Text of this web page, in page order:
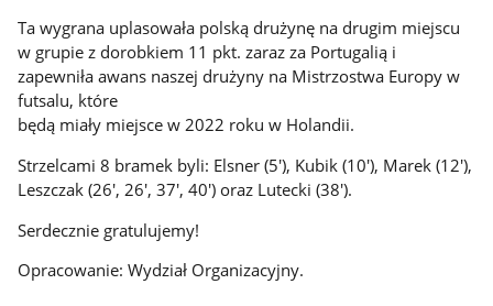
Ta wygrana uplasowała polską drużynę na drugim miejscu
w grupie z dorobkiem 11 pkt. zaraz za Portugalią i
zapewniła awans naszej drużyny na Mistrzostwa Europy w
futsalu, które
będą miały miejsce w 2022 roku w Holandii.
Strzelcami 8 bramek byli: Elsner (5'), Kubik (10'), Marek (12'),
Leszczak (26', 26', 37', 40') oraz Lutecki (38').
Serdecznie gratulujemy!
Opracowanie: Wydział Organizacyjny.